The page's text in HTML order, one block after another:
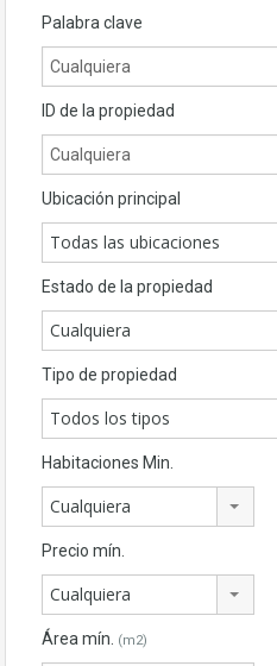
Palabra clave
ID de la propiedad
Ubicación principal
Todas las ubicaciones
Estado de la propiedad
Cualquiera
Tipo de propiedad
Todos los tipos
Habitaciones Min.
Cualquiera
Precio mín.
Cualquiera
Área mín. (m2)